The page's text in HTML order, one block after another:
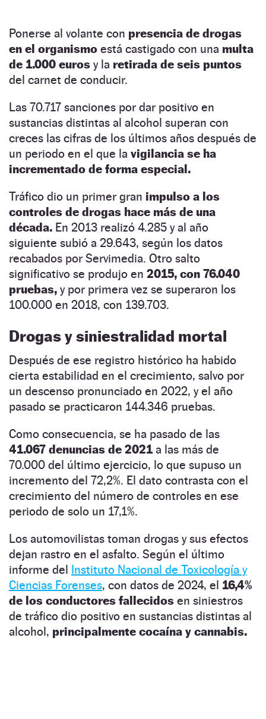
Ponerse al volante con presencia de drogas
en el organismo está castigado con una multa
de 1.000 euros y la retirada de seis puntos
del carnet de conducir.
Las 70.717 sanciones por dar positivo en
sustancias distintas al alcohol superan con
creces las cifras de los últimos años después de
un periodo en el que la vigilancia se ha
incrementado de forma especial.
Tráfico dio un primer gran impulso a los
controles de drogas hace más de una
década. En 2013 realizó 4.285 y al año
siguiente subió a 29.643, según los datos
recabados por Servimedia. Otro salto
significativo se produjo en 2015, con 76.040
pruebas, y por primera vez se superaron los
100.000 en 2018, con 139.703.
Drogas y siniestralidad mortal
Después de ese registro histórico ha habido
cierta estabilidad en el crecimiento, salvo por
un descenso pronunciado en 2022, y el año
pasado se practicaron 144.346 pruebas.
Como consecuencia, se ha pasado de las
41.067 denuncias de 2021 a las más de
70.000 del último ejercicio, lo que supuso un
incremento del 72,2%. El dato contrasta con el
crecimiento del número de controles en ese
periodo de solo un 17,1%.
Los automovilistas toman drogas y sus efectos
dejan rastro en el asfalto. Según el último
informe del Instituto Nacional de Toxicología y
Ciencias Forenses, con datos de 2024, el 16,4%
de los conductores fallecidos en siniestros
de tráfico dio positivo en sustancias distintas al
alcohol, principalmente cocaína y cannabis.